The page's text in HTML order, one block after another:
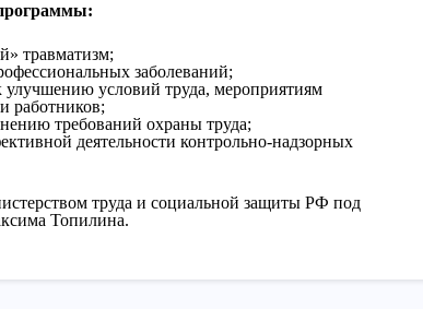
травматизм;
заболеваний;
улучшению условий труда, мероприятиям
работников;
требований охраны труда;
деятельности контрольно-надзорных
труда и социальной защиты РФ под
Топилина.